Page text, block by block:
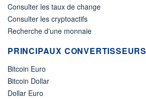
Consulter les taux de change
Consulter les cryptoactifs
Recherche d'une monnaie
PRINCIPAUX CONVERTISSEURS
Bitcoin Euro
Bitcoin Dollar
Dollar Euro